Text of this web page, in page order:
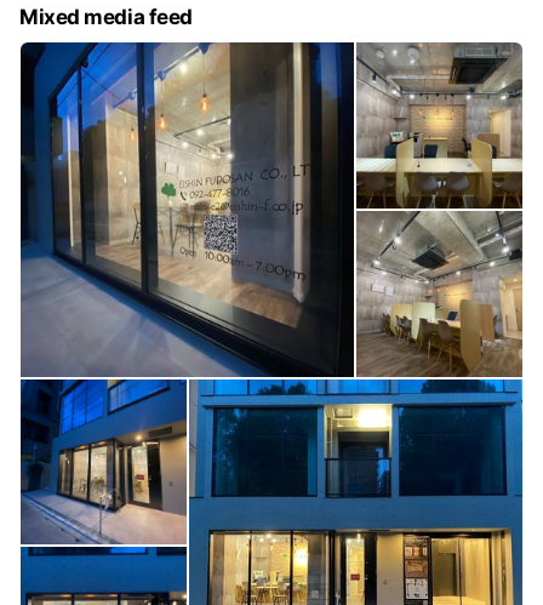
20代のスタッフが中心となって活躍中！
未経験の方でもしっかりと研修を行うのでご安心ください。
「やってみたい」という気持ちを何より大切にしています！
🌟応募資格
・未経験歓迎
・学歴不問
・要普通自動車免許（AT限定可）
🚗勤務地
福岡市博多区（博多駅徒歩圏内）
🕒勤務時間・待遇
シフト制（詳細は面談時にご説明します）
歩合あり／社用携帯・社用PC貸与／社会保険完備
✨まだまだ小さな会社ですが、
「明るく前向きに頑張りたい！」という方にとって、
チャンスにあふれた職場です。
リーズ】 【GRANDTIC全シリーズ】 【グランフォーレ全シリ
ーズ】 【レジディア全シリーズ】 【その他新築アパート・マ
ンション】 などはもちろん取り扱い可能です。 この他にも実
際に建っているものから建築中の物件まで全て取り扱い可能で
す！ “その不動産会社しか取り扱ってない”のは過去の話です。
契約する不動産会社で契約金が変わる場合(割高になる)があり
ますので、是非ご契約前に当店にご連絡ください。数万円単位
で減額できる場合がございます。 皆様のお問合せ・ご連絡お
待ちしております！
Mixed media feed